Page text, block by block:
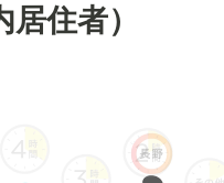
居住者）